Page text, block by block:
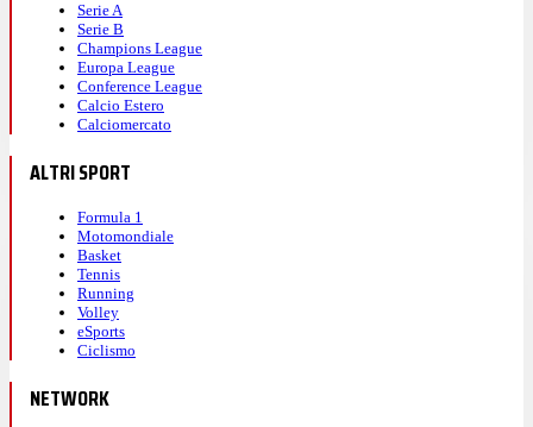
Serie A
Serie B
Champions League
Europa League
Conference League
Calcio Estero
Calciomercato
ALTRI SPORT
Formula 1
Motomondiale
Basket
Tennis
Running
Volley
eSports
Ciclismo
NETWORK